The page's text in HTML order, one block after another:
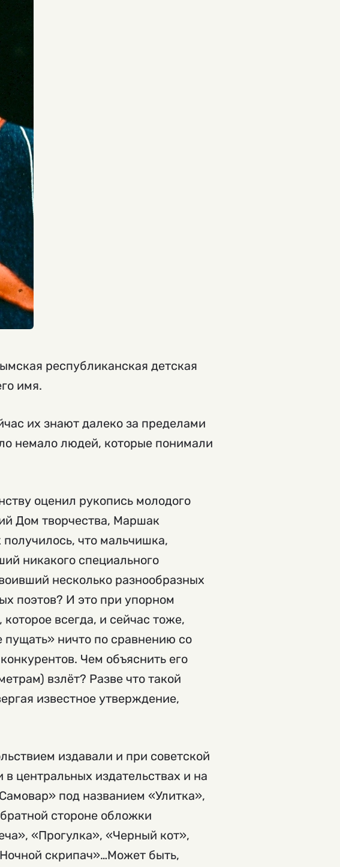
республиканская детская
имя.
их знают далеко за пределами
немало людей, которые понимали
оценил рукопись молодого
Дом творчества, Маршак
что мальчишка,
никакого специального
несколько разнообразных
поэтов? И это при упорном
всегда, и сейчас тоже,
пущать» ничто по сравнению со
Чем объяснить его
взлёт? Разве что такой
известное утверждение,
издавали и при советской
центральных издательствах и на
под названием «Улитка»,
стороне обложки
«Прогулка», «Черный кот»,
скрипач»…Может быть,